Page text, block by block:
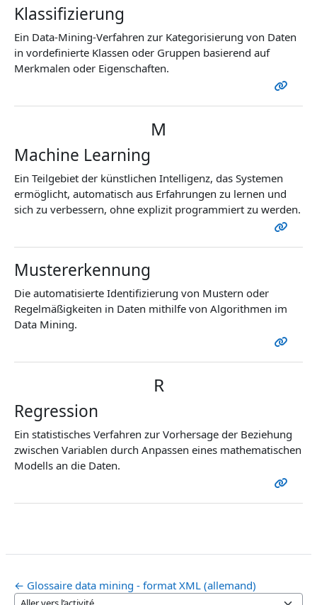
Klassifizierung
Ein Data-Mining-Verfahren zur Kategorisierung von Daten
in vordefinierte Klassen oder Gruppen basierend auf
Merkmalen oder Eigenschaften.
M
Machine Learning
Ein Teilgebiet der künstlichen Intelligenz, das Systemen
ermöglicht, automatisch aus Erfahrungen zu lernen und
sich zu verbessern, ohne explizit programmiert zu werden.
Mustererkennung
Die automatisierte Identifizierung von Mustern oder
Regelmäßigkeiten in Daten mithilfe von Algorithmen im
Data Mining.
R
Regression
Ein statistisches Verfahren zur Vorhersage der Beziehung
zwischen Variablen durch Anpassen eines mathematischen
Modells an die Daten.
← Glossaire data mining - format XML (allemand)